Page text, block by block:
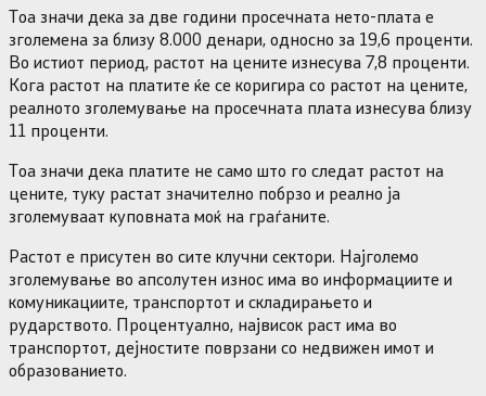
Тоа значи дека за две години просечната нето-плата е
зголемена за близу 8.000 денари, односно за 19,6 проценти.
Во истиот период, растот на цените изнесува 7,8 проценти.
Кога растот на платите ќе се коригира со растот на цените,
реалното зголемување на просечната плата изнесува близу
11 проценти.
Тоа значи дека платите не само што го следат растот на
цените, туку растат значително побрзо и реално ја
зголемуваат куповната моќ на граѓаните.
Растот е присутен во сите клучни сектори. Најголемо
зголемување во апсолутен износ има во информациите и
комуникациите, транспортот и складирањето и
рударството. Процентуално, највисок раст има во
транспортот, дејностите поврзани со недвижен имот и
образованието.